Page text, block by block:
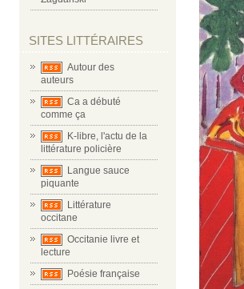
SITES LITTÉRAIRES
Autour des
auteurs
Ca a débuté
comme ça
K-libre, l'actu de la
littérature policière
Langue sauce
piquante
Littérature
occitane
Occitanie livre et
lecture
Poésie française